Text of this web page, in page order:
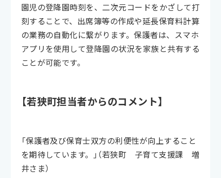
園児の登降園時刻を、二次元コードをかざして打
刻することで、出席簿等の作成や延長保育料計算
の業務の自動化に繋がります。保護者は、スマホ
アプリを使用して登降園の状況を家族と共有する
ことが可能です。
【若狭町担当者からのコメント】
「保護者及び保育士双方の利便性が向上すること
を期待しています。」（若狭町 子育て支援課 増
井さま）